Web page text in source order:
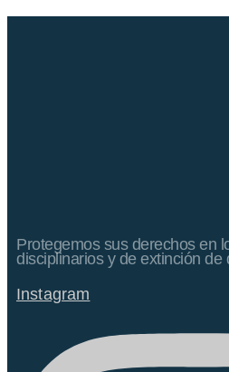
Protegemos sus derechos en
disciplinarios y de extinción de
Instagram